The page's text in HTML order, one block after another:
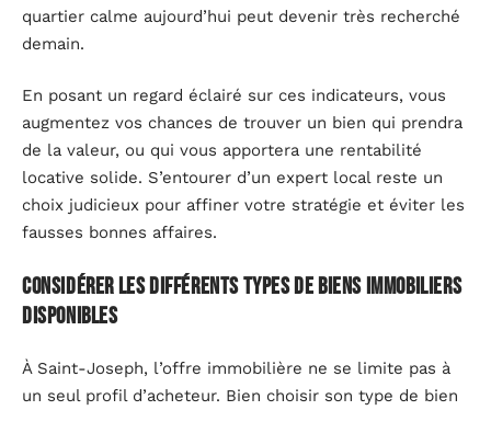
quartier calme aujourd’hui peut devenir très recherché
demain.
En posant un regard éclairé sur ces indicateurs, vous
augmentez vos chances de trouver un bien qui prendra
de la valeur, ou qui vous apportera une rentabilité
locative solide. S’entourer d’un expert local reste un
choix judicieux pour affiner votre stratégie et éviter les
fausses bonnes affaires.
Considérer les différents types de biens immobiliers
disponibles
À Saint-Joseph, l’offre immobilière ne se limite pas à
un seul profil d’acheteur. Bien choisir son type de bien